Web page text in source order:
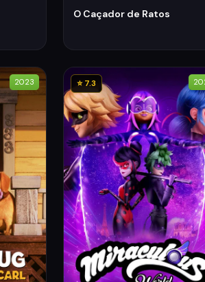
O Caçador de Ratos
2023 ⭐ 7.3